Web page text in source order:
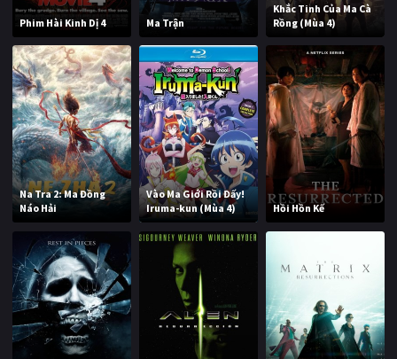
Phim Hài Kinh Dị 4 Ma Trận
Khắc Tinh Của Ma Cà
Rồng (Mùa 4)
Na Tra 2: Ma Đồng
Náo Hải
Vào Ma Giới Rồi Đấy!
Iruma-kun (Mùa 4)
Hồi Hồn Kế